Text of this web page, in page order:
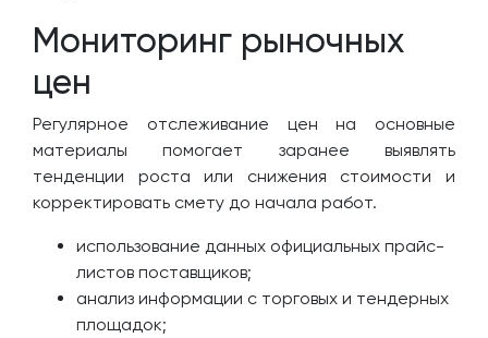
Мониторинг рыночных
цен
Регулярное отслеживание цен на основные
материалы помогает заранее выявлять
тенденции роста или снижения стоимости и
корректировать смету до начала работ.
использование данных официальных прайс-
листов поставщиков;
анализ информации с торговых и тендерных
площадок;